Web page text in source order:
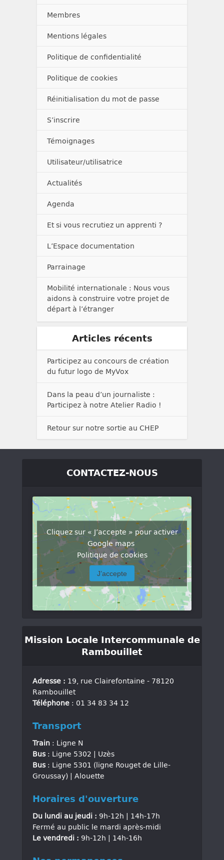
Membres
Mentions légales
Politique de confidentialité
Politique de cookies
Réinitialisation du mot de passe
S’inscrire
Témoignages
Utilisateur/utilisatrice
Actualités
Agenda
Et si vous recrutiez un apprenti ?
L’Espace documentation
Parrainage
Mobilité internationale : Nous vous
aidons à construire votre projet de
départ à l’étranger
Articles récents
Participez au concours de création
du futur logo de MyVox
Dans la peau d’un journaliste :
Participez à notre Atelier Radio !
Retour sur notre sortie au CHEP
CONTACTEZ-NOUS
Cliquez sur « J’accepte » pour activer
Google maps
Politique de cookies
J’accepte
Mission Locale Intercommunale de
Rambouillet
Adresse : 19, rue Clairefontaine - 78120
Rambouillet
Téléphone : 01 34 83 34 12
Transport
Train : Ligne N
Bus: Ligne 5302 | Uzès
Bus: Ligne 5301 (ligne Rouget de Lille-
Groussay) | Alouette
Horaires d'ouverture
Du lundi au jeudi : 9h-12h | 14h-17h
Fermé au public le mardi après-midi
Le vendredi : 9h-12h | 14h-16h